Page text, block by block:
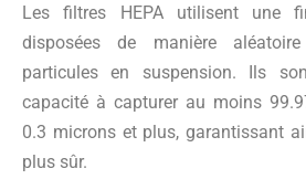
Les filtres HEPA utilisent une
disposées de manière
particules en suspension. Ils
capacité à capturer au moins
0.3 microns et plus, garantissant
plus sûr.